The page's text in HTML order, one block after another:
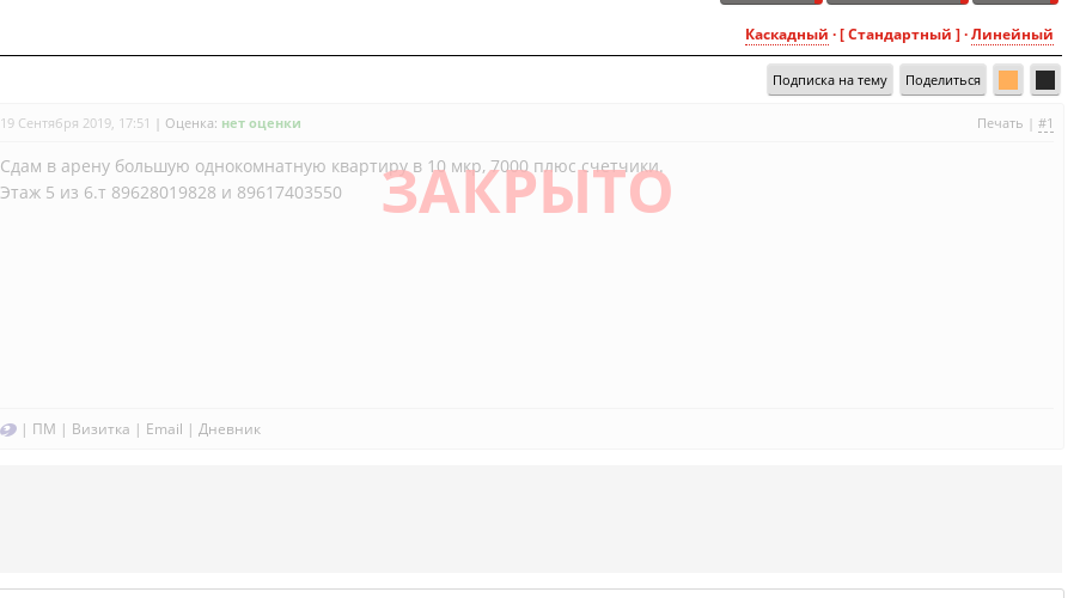
Каскадный · [ Стандартный ] ·Линейный
Подписка на тему Поделиться
Печать | #1
19 Сентября 2019, 17:51 | Оценка: нет оценки
ЗАКРЫТО
Сдам в арену большую однокомнатную квартиру в 10 мкр, 7000 плюс счетчики.
Этаж 5 из 6.т 89628019828 и 89617403550
| ПМ | Визитка | Email | Дневник